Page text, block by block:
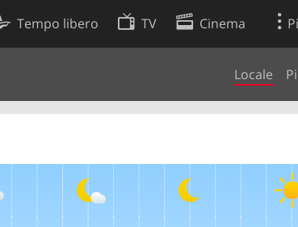
Tempo libero TV Cinema
Locale
cookie